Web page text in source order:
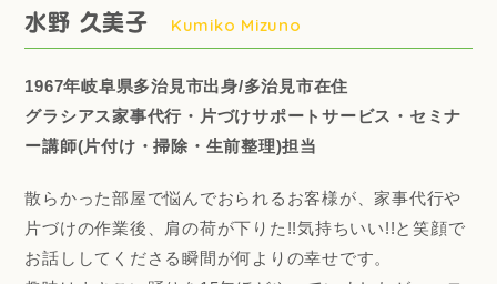
水野 久美子 Kumiko Mizuno
1967年岐阜県多治見市出身/多治見市在住
グラシアス家事代行・片づけサポートサービス・セミナ
ー講師(片付け・掃除・生前整理)担当
散らかった部屋で悩んでおられるお客様が、家事代行や
片づけの作業後、肩の荷が下りた!!気持ちいい!!と笑顔で
お話ししてくださる瞬間が何よりの幸せです。